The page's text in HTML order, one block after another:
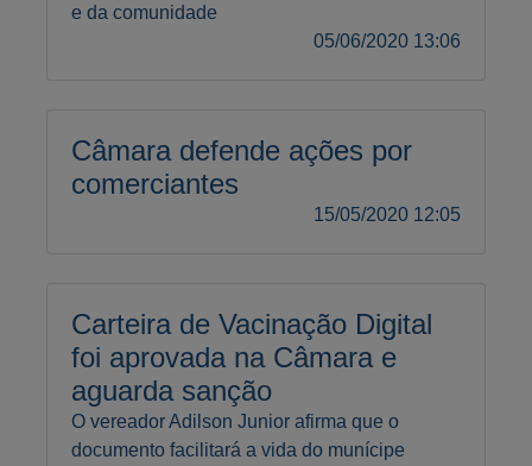
e da comunidade
05/06/2020 13:06
Câmara defende ações por
comerciantes
15/05/2020 12:05
Carteira de Vacinação Digital
foi aprovada na Câmara e
aguarda sanção
O vereador Adilson Junior afirma que o
documento facilitará a vida do munícipe